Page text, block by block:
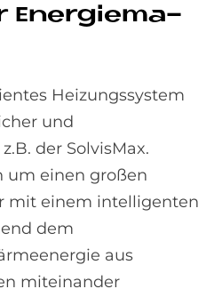
En­er­gie­ma­
Heizungssystem
und
der SolvisMax.
um einen großen
mit einem intelligenten
dem
aus
miteinander